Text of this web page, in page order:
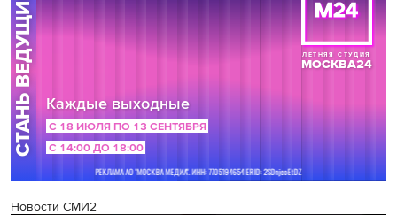
Новости СМИ2